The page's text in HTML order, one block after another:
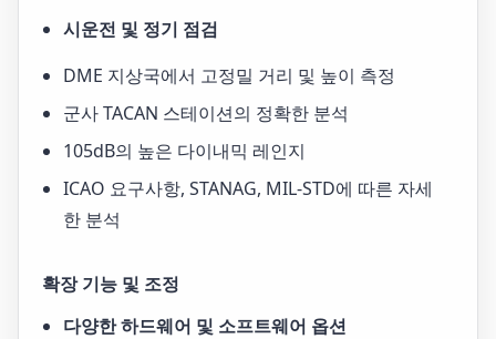
시운전 및 정기 점검
DME 지상국에서 고정밀 거리 및 높이 측정
군사 TACAN 스테이션의 정확한 분석
105dB의 높은 다이내믹 레인지
ICAO 요구사항, STANAG, MIL-STD에 따른 자세
한 분석
확장 기능 및 조정
다양한 하드웨어 및 소프트웨어 옵션